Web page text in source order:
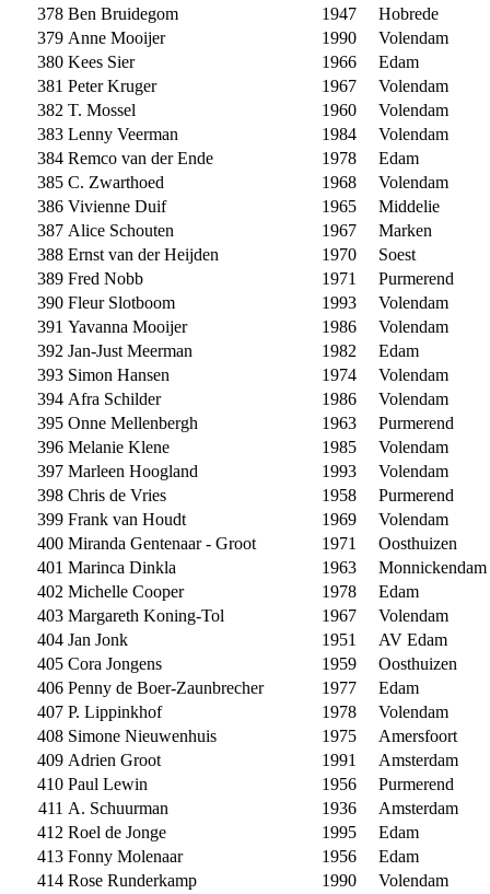
378 Ben Bruidegom 1947
Hobrede
379 Anne Mooijer 1990
Volendam
380 Kees Sier 1966
Edam
381 Peter Kruger 1967
Volendam
382 T. Mossel 1960
Volendam
383 Lenny Veerman 1984
Volendam
384 Remco van der Ende 1978
Edam
385 C. Zwarthoed 1968
Volendam
386 Vivienne Duif 1965
Middelie
387 Alice Schouten 1967
Marken
388 Ernst van der Heijden 1970
Soest
389 Fred Nobb 1971
Purmerend
390 Fleur Slotboom 1993
Volendam
391 Yavanna Mooijer 1986
Volendam
392 Jan-Just Meerman 1982
Edam
393 Simon Hansen 1974
Volendam
394 Afra Schilder 1986
Volendam
395 Onne Mellenbergh 1963
Purmerend
396 Melanie Klene 1985
Volendam
397 Marleen Hoogland 1993
Volendam
398 Chris de Vries 1958
Purmerend
399 Frank van Houdt 1969
Volendam
400 Miranda Gentenaar - Groot 1971
Oosthuizen
401 Marinca Dinkla 1963
Monnickendam
402 Michelle Cooper 1978
Edam
403 Margareth Koning-Tol 1967
Volendam
404 Jan Jonk 1951
AV Edam
405 Cora Jongens 1959
Oosthuizen
406 Penny de Boer-Zaunbrecher 1977
Edam
407 P. Lippinkhof 1978
Volendam
408 Simone Nieuwenhuis 1975
Amersfoort
409 Adrien Groot 1991
Amsterdam
410 Paul Lewin 1956
Purmerend
411 A. Schuurman 1936
Amsterdam
412 Roel de Jonge 1995
Edam
413 Fonny Molenaar 1956
Edam
414 Rose Runderkamp 1990
Volendam